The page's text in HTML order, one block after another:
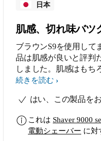
日本
肌感、切れ味バツ
ブラウンS9を使用して
品は肌感が良いと評判
しました。肌感はもち
出来、洗浄も楽なので
てなくてもブラウンS9
続きを読む
はい、この製品を
これは Shaver 9000
電動シェーバー に対